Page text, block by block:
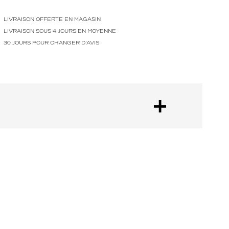
LIVRAISON OFFERTE EN MAGASIN
LIVRAISON SOUS 4 JOURS EN MOYENNE
30 JOURS POUR CHANGER D'AVIS